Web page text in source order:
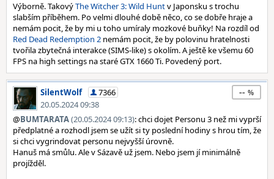
Výborně. TakovýThe Witcher 3: Wild Huntv Japonsku s trochu
slabším příběhem. Po velmi dlouhé době něco, co se dobře hraje a
nemám pocit, že by mi u toho umíraly mozkové buňky! Na rozdíl od
Red Dead Redemption 2 nemám pocit, že by polovinu hratelnosti
tvořila zbytečná interakce (SIMS-like) s okolím. A ještě ke všemu 60
FPS na high settings na staré GTX 1660 Ti. Povedený port.
SilentWolf
7366
20.05.2024 09:38
--
@BUMTARATA(20.05.2024 09:13): chci dojet Personu 3 než mi vyprší
předplatné a rozhodl jsem se užít si ty poslední hodiny s hrou tím, že
si chci vygrindovat personu nejvyšší úrovně.
Hanuš má smůlu. Ale v Sázavě už jsem. Nebo jsem jí minimálně
projížděl.